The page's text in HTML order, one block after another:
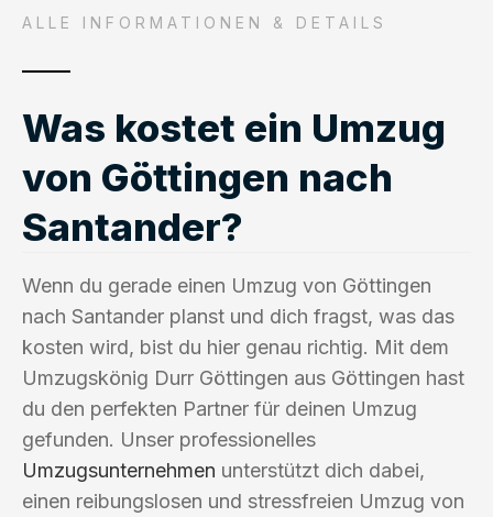
ALLE INFORMATIONEN & DETAILS
Was kostet ein Umzug
von Göttingen nach
Santander?
Wenn du gerade einen Umzug von Göttingen
nach Santander planst und dich fragst, was das
kosten wird, bist du hier genau richtig. Mit dem
Umzugskönig Durr Göttingen aus Göttingen hast
du den perfekten Partner für deinen Umzug
gefunden. Unser professionelles
Umzugsunternehmen unterstützt dich dabei,
einen reibungslosen und stressfreien Umzug von